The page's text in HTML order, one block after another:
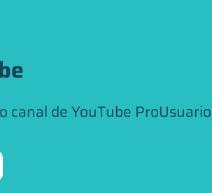
de YouTube ProUsuario